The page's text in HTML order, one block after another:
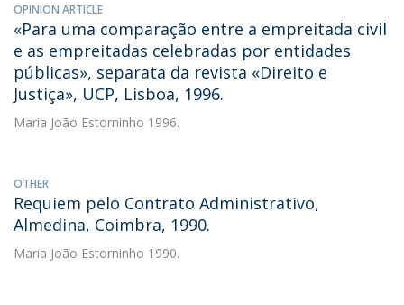
OPINION ARTICLE
«Para uma comparação entre a empreitada civil
e as empreitadas celebradas por entidades
públicas», separata da revista «Direito e
Justiça», UCP, Lisboa, 1996.
Maria João Estorninho 1996.
OTHER
Requiem pelo Contrato Administrativo,
Almedina, Coimbra, 1990.
Maria João Estorninho 1990.